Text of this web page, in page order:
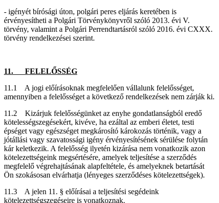
- igényét bírósági úton, polgári peres eljárás keretében is
érvényesítheti a Polgári Törvénykönyvről szóló 2013. évi V.
törvény, valamint a Polgári Perrendtartásról szóló 2016. évi CXXX.
törvény rendelkezései szerint.
11. FELELŐSSÉG
11.1 A jogi előírásoknak megfelelően vállalunk felelősséget,
amennyiben a felelősséget a következő rendelkezések nem zárják ki.
11.2 Kizárjuk felelősségünket az enyhe gondatlanságból eredő
kötelességszegésekért, kivéve, ha ezáltal az emberi életet, testi
épséget vagy egészséget megkárosító károkozás történik, vagy a
jótállási vagy szavatossági igény érvényesítésének sérülése folytán
kár keletkezik. A felelősség ilyetén kizárása nem vonatkozik azon
kötelezettségeink megsértésére, amelyek teljesítése a szerződés
megfelelő végrehajtásának alapfeltétele, és amelyeknek betartását
Ön szokásosan elvárhatja (lényeges szerződéses kötelezettségek).
11.3 A jelen 11. § előírásai a teljesítési segédeink
kötelezettségszegéseire is vonatkoznak.